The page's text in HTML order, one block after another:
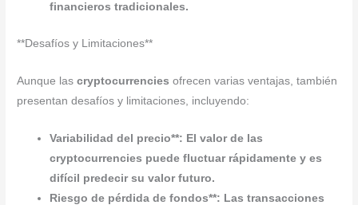
financieros tradicionales.
**Desafíos y Limitaciones**
Aunque lascryptocurrencies ofrecen varias ventajas, también
presentan desafíos y limitaciones, incluyendo:
Variabilidad del precio**: El valor de las
cryptocurrencies puede fluctuar rápidamente y es
difícil predecir su valor futuro.
Riesgo de pérdida de fondos**: Las transacciones